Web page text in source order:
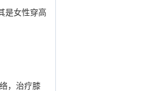
是女性穿高
，治疗膝